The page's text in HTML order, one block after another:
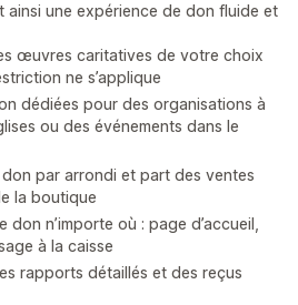
une expérience de don fluide et
œuvres caritatives de votre choix
ne s’applique
dédiées pour des organisations à
ou des événements dans le
par arrondi et part des ventes
la boutique
n’importe où : page d’accueil,
à la caisse
rapports détaillés et des reçus